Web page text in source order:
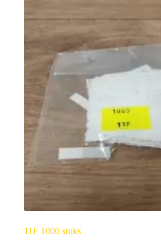
11F 1000 stuks